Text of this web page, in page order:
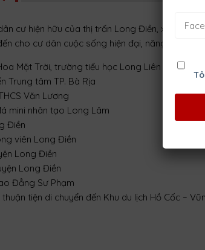
cư hiện hữu của thị trấn Long Điền, xung
cho cư dân cuộc sống hiện đại, năng động:
Mặt Trời, trường tiểu học Long Liên
Trung tâm TP. Bà Rịa
Văn Lương
mini nhân tạo Long Lâm
Điền
viên Long Điền
Long Điền
Long Điền
Đẳng Sư Phạm
tiện di chuyển đến Khu du lịch Hồ Cốc –